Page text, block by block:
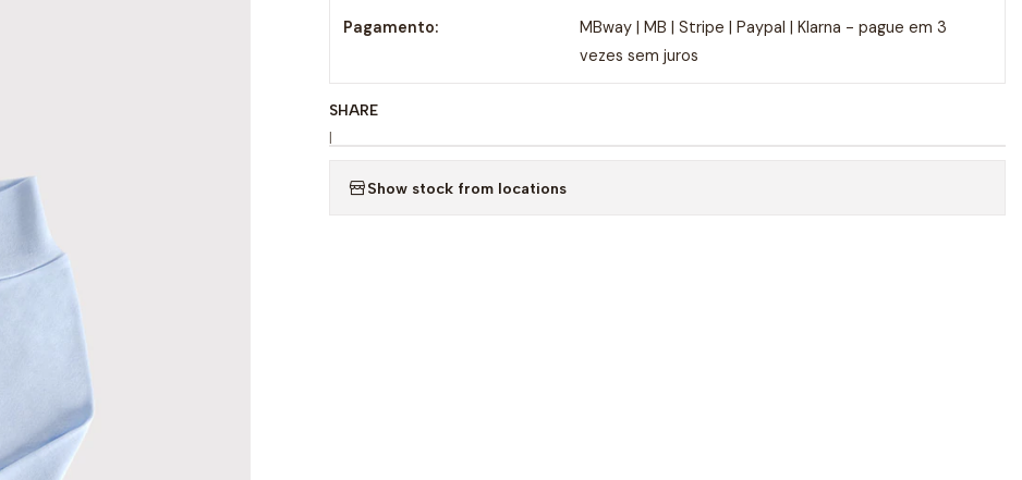
Pagamento:
MBway | MB | Stripe | Paypal | Klarna - pague em 3
vezes sem juros
SHARE
|
Show stock from locations